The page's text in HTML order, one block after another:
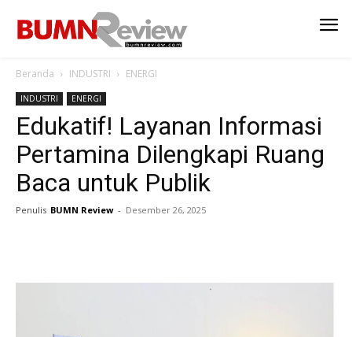
Beranda INDUSTRI ENERGI
INDUSTRI ENERGI
Edukatif! Layanan Informasi
Pertamina Dilengkapi Ruang
Baca untuk Publik
Penulis BUMN Review - Desember 26, 2025